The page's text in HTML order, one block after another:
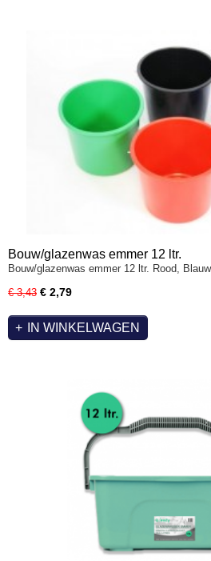
Bouw/glazenwas emmer 12 ltr.
Bouw/glazenwas emmer 12 ltr. Rood,
€ 3,43 € 2,79
IN WINKELWAGEN